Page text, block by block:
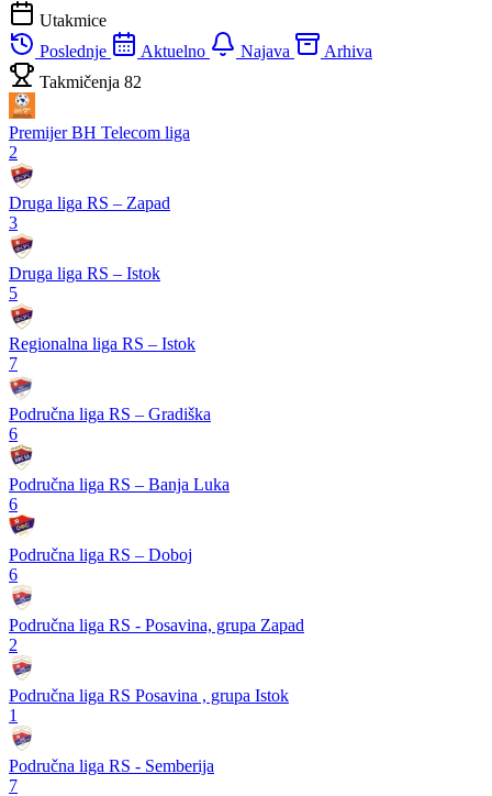
Utakmice
Poslednje
Aktuelno Najava
Arhiva
Takmičenja 82
Premijer BH Telecom liga
2
Druga liga RS – Zapad
3
Druga liga RS – Istok
5
Regionalna liga RS – Istok
7
Područna liga RS – Gradiška
6
Područna liga RS – Banja Luka
6
Područna liga RS – Doboj
6
Područna liga RS - Posavina, grupa Zapad
2
Područna liga RS Posavina , grupa Istok
1
Područna liga RS - Semberija
7